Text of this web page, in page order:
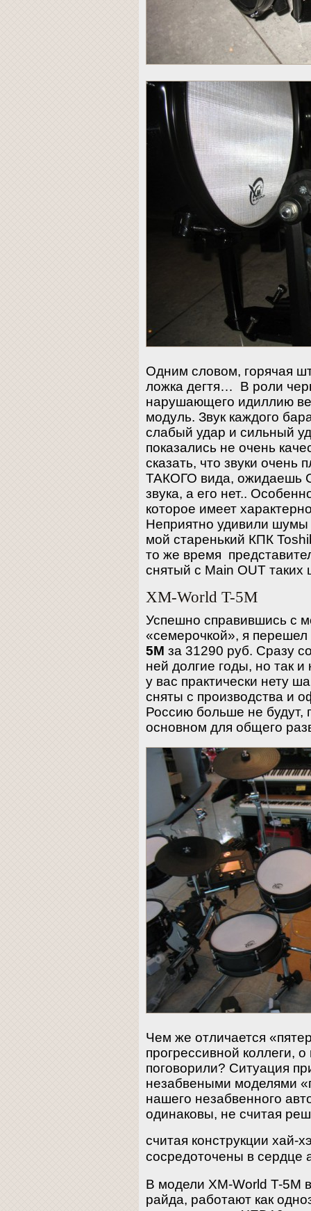
Одним словом, горячая
ложка дегтя… В роли
нарушающего идиллию
модуль. Звук каждого
слабый удар и сильный
показались не очень
сказать, что звуки очень
ТАКОГО вида,
звука, а его нет..
которое имеет
Неприятно удивили
мой старенький КПК
то же время
снятый с Main OUT
XM-World T-5M
Успешно справившись с
«семерочкой», я
5M за 31290 руб. Сразу
ней долгие годы, но так и
у вас практически нету
сняты с производства и
Россию больше не будут,
основном для общего
Чем же отличается
прогрессивной коллеги,
поговорили? Ситуация
незабвеными моделями
нашего незабвенного
одинаковы, не считая
считая конструкции хай-
сосредоточены в
В модели XM-World T-5M
райда, работают как